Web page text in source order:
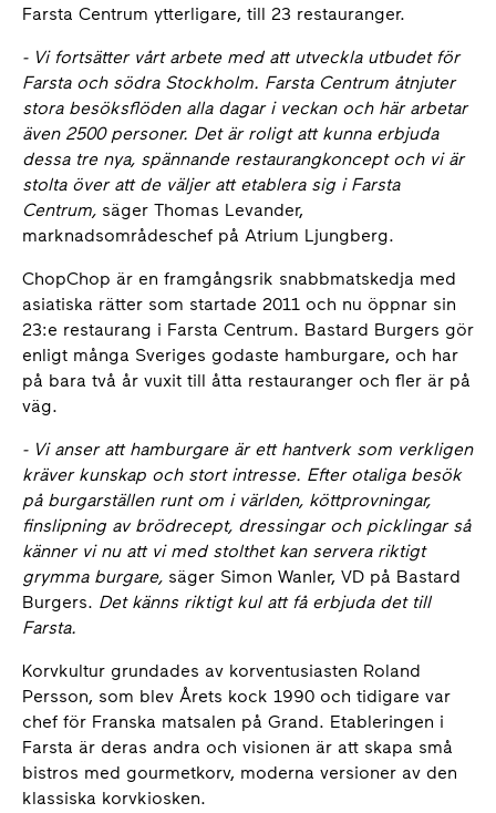
Farsta Centrum ytterligare, till 23 restauranger.
- Vi fortsätter vårt arbete med att utveckla utbudet för
Farsta och södra Stockholm. Farsta Centrum åtnjuter
stora besöksflöden alla dagar i veckan och här arbetar
även 2500 personer. Det är roligt att kunna erbjuda
dessa tre nya, spännande restaurangkoncept och vi är
stolta över att de väljer att etablera sig i Farsta
Centrum, säger Thomas Levander,
marknadsområdeschef på Atrium Ljungberg.
ChopChop är en framgångsrik snabbmatskedja med
asiatiska rätter som startade 2011 och nu öppnar sin
23:e restaurang i Farsta Centrum. Bastard Burgers gör
enligt många Sveriges godaste hamburgare, och har
på bara två år vuxit till åtta restauranger och fler är på
väg.
- Vi anser att hamburgare är ett hantverk som verkligen
kräver kunskap och stort intresse. Efter otaliga besök
på burgarställen runt om i världen, köttprovningar,
finslipning av brödrecept, dressingar och picklingar så
känner vi nu att vi med stolthet kan servera riktigt
grymma burgare, säger Simon Wanler, VD på Bastard
Burgers. Det känns riktigt kul att få erbjuda det till
Farsta.
Korvkultur grundades av korventusiasten Roland
Persson, som blev Årets kock 1990 och tidigare var
chef för Franska matsalen på Grand. Etableringen i
Farsta är deras andra och visionen är att skapa små
bistros med gourmetkorv, moderna versioner av den
klassiska korvkiosken.